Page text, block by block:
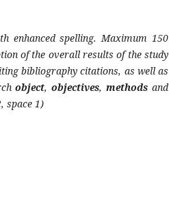
enhanced spelling. Maximum 150
of the overall results of the study
bibliography citations, as well as
object,objectives,methods and
space 1)